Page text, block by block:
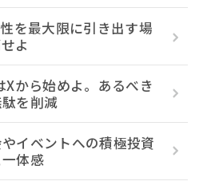
を最大限に引き出す場
よ
Xから始めよ。あるべき
を削減
イベントへの積極投資
体感